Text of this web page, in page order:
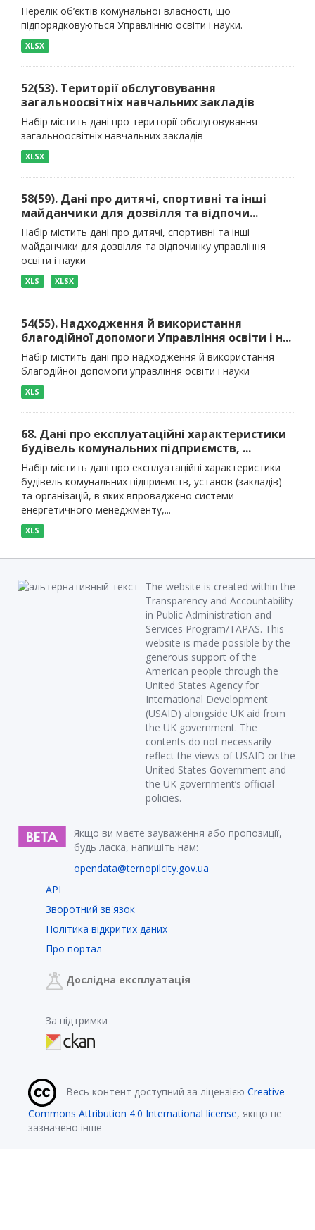
Перелік об’єктів комунальної власності, що
підпорядковуються Управлінню освіти і науки.
XLSX
52(53). Території обслуговування
загальноосвітніх навчальних закладів
Набір містить дані про території обслуговування
загальноосвітніх навчальних закладів
XLSX
58(59). Дані про дитячі, спортивні та інші
майданчики для дозвілля та відпочи...
Набір містить дані про дитячі, спортивні та інші
майданчики для дозвілля та відпочинку управління
освіти і науки
XLS XLSX
54(55). Надходження й використання
благодійної допомоги Управління освіти і н...
Набір містить дані про надходження й використання
благодійної допомоги управління освіти і науки
XLS
68. Дані про експлуатаційні характеристики
будівель комунальних підприємств, ...
Набір містить дані про експлуатаційні характеристики
будівель комунальних підприємств, установ (закладів)
та організацій, в яких впроваджено системи
енергетичного менеджменту,...
XLS
The website is created within the
Transparency and Accountability
in Public Administration and
Services Program/TAPAS. This
website is made possible by the
generous support of the
American people through the
United States Agency for
International Development
(USAID) alongside UK aid from
the UK government. The
contents do not necessarily
reflect the views of USAID or the
United States Government and
the UK government’s official
policies.
Якщо ви маєте зауваження або пропозиції,
будь ласка, напишіть нам:
opendata@ternopilcity.gov.ua
API
Зворотний зв'язок
Політика відкритих даних
Про портал
Дослідна експлуатація
За підтримки
Весь контент доступний за ліцензією Creative
Commons Attribution 4.0 International license, якщо не
зазначено інше